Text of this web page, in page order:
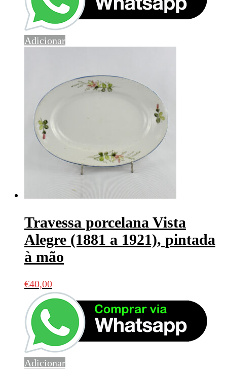
Adicionar
Travessa porcelana Vista
Alegre (1881 a 1921), pintada
à mão
€40,00
Adicionar